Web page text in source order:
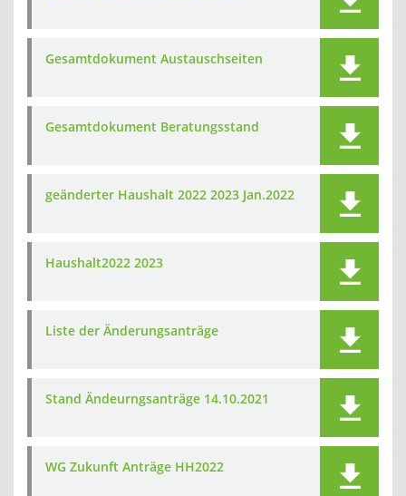
Gesamtdokument Austauschseiten
Gesamtdokument Beratungsstand
geänderter Haushalt 2022 2023 Jan.2022
Haushalt2022 2023
Liste der Änderungsanträge
Stand Ändeurngsanträge 14.10.2021
WG Zukunft Anträge HH2022